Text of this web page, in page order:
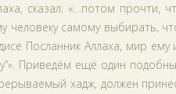
сказал: «…потом прочти,
человеку самому выбирать,
Посланник Аллаха, мир ему
Приведём ещё один
хадж, должен